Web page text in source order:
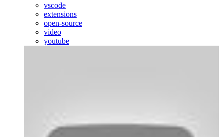
vscode
extensions
open-source
video
youtube